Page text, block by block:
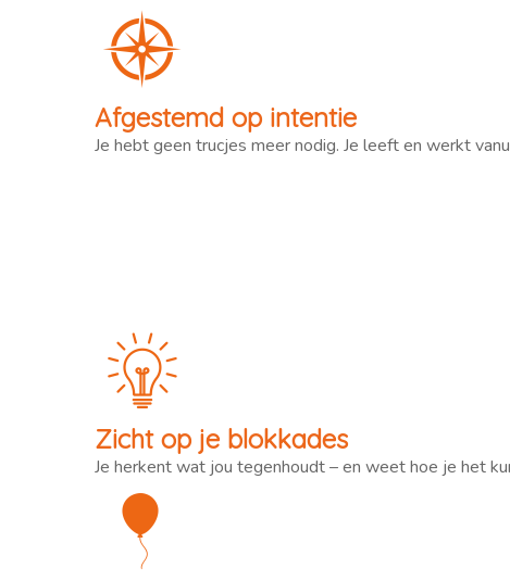
Afgestemd op intentie
Je hebt geen trucjes meer nodig. Je leeft en werkt
Zicht op je blokkades
Je herkent wat jou tegenhoudt – en weet hoe je het